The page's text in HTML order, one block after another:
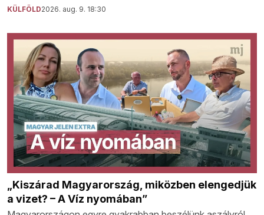
KÜLFÖLD2026. aug. 9. 18:30
„Kiszárad Magyarország, miközben elengedjük
a vizet? – A Víz nyomában”